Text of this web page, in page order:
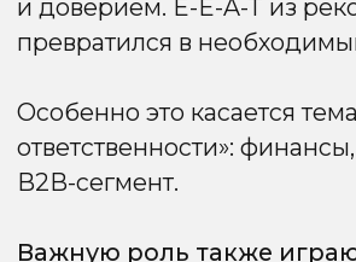
просадку в индексации.
— очищать сайт от мусорного контента;
— объединять дубли;
— оптимизировать структуру;
— улучшать качество слабых страниц,